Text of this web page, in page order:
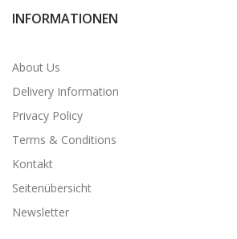
INFORMATIONEN
About Us
Delivery Information
Privacy Policy
Terms & Conditions
Kontakt
Seitenübersicht
Newsletter